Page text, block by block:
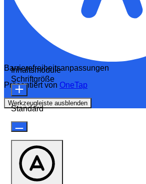
Barrierefreiheitsanpassungen
Präsentiert von OneTap
Werkzeugleiste ausblenden
Inhaltsmodule
Schriftgröße
Standard